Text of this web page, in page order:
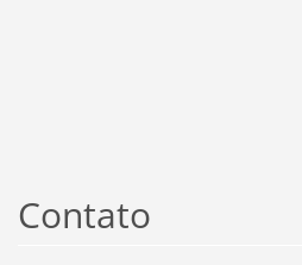
Contato